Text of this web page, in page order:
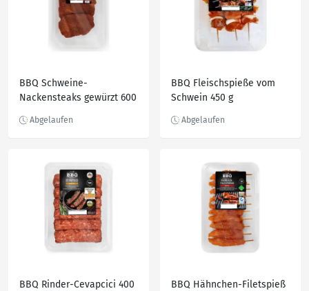
BBQ Schweine-
Nackensteaks gewürzt 600
BBQ Fleischspieße vom
Schwein 450 g
BBQ Rinder-Cevapcici 400
BBQ Hähnchen-Filetspieß